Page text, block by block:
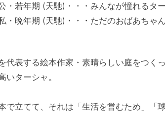
・若年期 (天馳)・・・みんなが憧れるタ
・晩年期 (天馳)・・・ただのおばあちゃん
代表する絵本作家・素晴らしい庭をつく
いターシャ。
で立てて、それは「生活を営むため」「